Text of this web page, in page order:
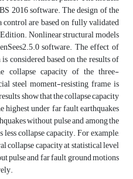
2016 software. The design of the
are based on fully validated
Nonlinear structural models
software. The effect of
considered based on the results of
collapse capacity of the three-
steel moment-resisting frame is
show that the collapse capacity
highest under far fault earthquakes
without pulse and among the
collapse capacity. For example,
collapse capacity at statistical level
pulse and far fault ground motions